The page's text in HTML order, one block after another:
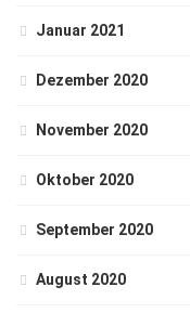
Januar 2021
Dezember 2020
November 2020
Oktober 2020
September 2020
August 2020